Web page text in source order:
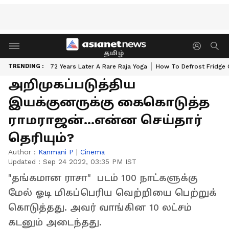
தமிழ்
TRENDING : 72 Years Later A Rare Raja Yoga How To Defrost Fridge
அறிமுகப்படுத்திய
இயக்குனருக்கு கைகொடுத்த
ராமராஜன்...என்ன செய்தார்
தெரியும்?
Author : Kanmani P | Cinema
Updated : Sep 24 2022, 03:35 PM IST
"தங்கமான ராசா" படம் 100 நாட்களுக்கு
மேல் ஓடி மிகப்பெரிய வெற்றியை பெற்றுக்
கொடுத்தது. அவர் வாங்கின 10 லட்சம்
கடனும் அடைந்தது.